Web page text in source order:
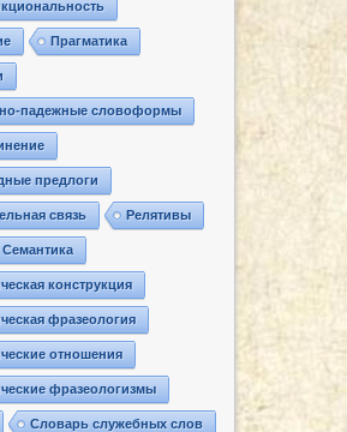
Прагматика
падежные словоформы
предлоги
связь Релятивы
Семантика
конструкция
фразеология
отношения
фразеологизмы
Словарь служебных слов